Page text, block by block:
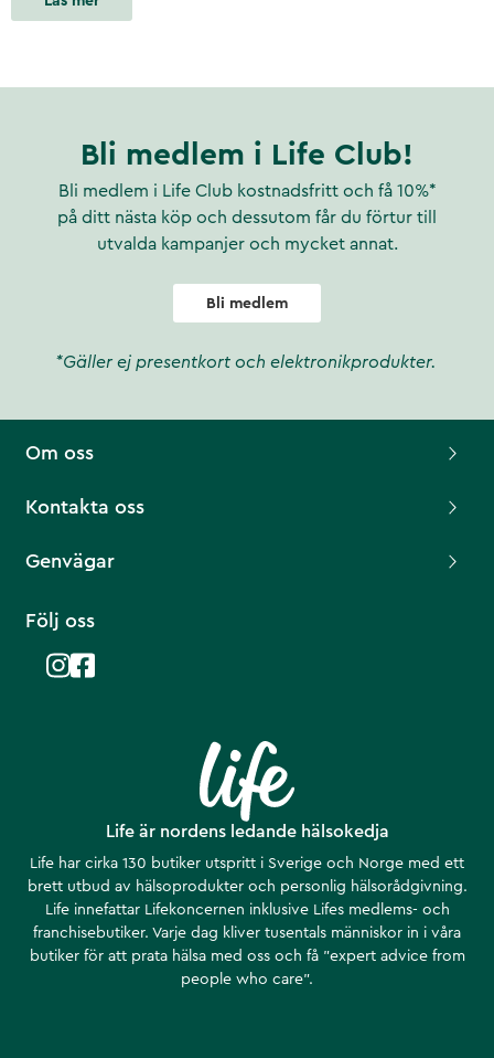
Bli medlem i Life Club!
Bli medlem i Life Club kostnadsfritt och få 10%*
på ditt nästa köp och dessutom får du förtur till
utvalda kampanjer och mycket annat.
Bli medlem
*Gäller ej presentkort och elektronikprodukter.
Life är nordens ledande hälsokedja
Life har cirka 130 butiker utspritt i Sverige och Norge med ett
brett utbud av hälsoprodukter och personlig hälsorådgivning.
Life innefattar Lifekoncernen inklusive Lifes medlems- och
franchisebutiker. Varje dag kliver tusentals människor in i våra
butiker för att prata hälsa med oss och få ”expert advice from
people who care”.
Om oss
Kontakta oss
Genvägar
Följ oss